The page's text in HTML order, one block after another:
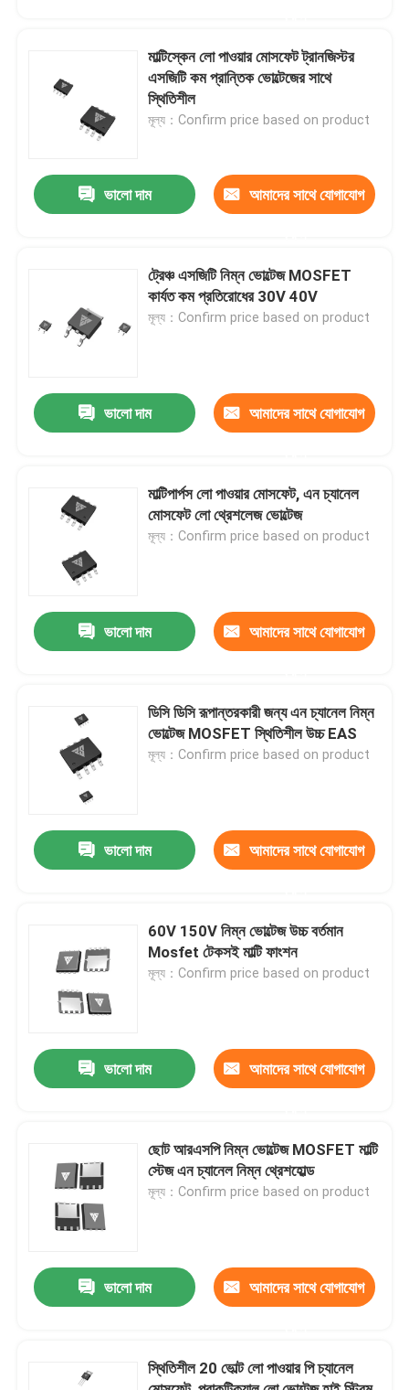
বাড়ি
আমাদের সম্পর্কে
মান নিয়ন্ত্রণ
উদ্ধৃতির জন্য আবেদন
সিলিকন কার্বাইড MOSFET
মাল্টিস্কেন লো পাওয়ার মোসফেট ট্রানজিস্টর
এসজিটি কম প্রান্তিক ভোল্টেজের সাথে
স্থিতিশীল
মূল্য：Confirm price based on product
ভালো দাম আমাদের সাথে যোগাযোগ
ট্রেঞ্চ এসজিটি নিম্ন ভোল্টেজ MOSFET
কার্যত কম প্রতিরোধের 30V 40V
মূল্য：Confirm price based on product
ভালো দাম আমাদের সাথে যোগাযোগ
মাল্টিপার্পস লো পাওয়ার মোসফেট, এন চ্যানেল
মোসফেট লো থ্রেশলেজ ভোল্টেজ
মূল্য：Confirm price based on product
ভালো দাম আমাদের সাথে যোগাযোগ
ডিসি ডিসি রূপান্তরকারী জন্য এন চ্যানেল নিম্ন
ভোল্টেজ MOSFET স্থিতিশীল উচ্চ EAS
মূল্য：Confirm price based on product
ভালো দাম আমাদের সাথে যোগাযোগ
60V 150V নিম্ন ভোল্টেজ উচ্চ বর্তমান
Mosfet টেকসই মাল্টি ফাংশন
মূল্য：Confirm price based on product
ভালো দাম আমাদের সাথে যোগাযোগ
ছোট আরএসপি নিম্ন ভোল্টেজ MOSFET মাল্টি
স্টেজ এন চ্যানেল নিম্ন থ্রেশহোল্ড
মূল্য：Confirm price based on product
ভালো দাম আমাদের সাথে যোগাযোগ
স্থিতিশীল 20 ভোল্ট লো পাওয়ার পি চ্যানেল